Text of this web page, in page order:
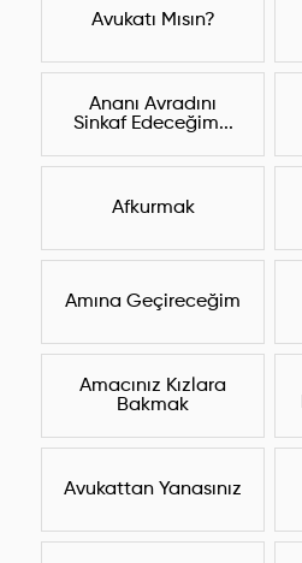
Avukatı Mısın?
Ananı Avradını
Sinkaf Edeceğim...
Afkurmak
Amına Geçireceğim
Amacınız Kızlara
Bakmak
Avukattan Yanasınız